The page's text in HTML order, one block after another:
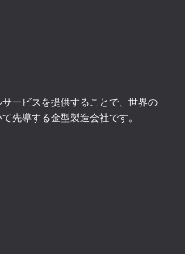
ービスを提供することで、世界の
先導する金型製造会社です。